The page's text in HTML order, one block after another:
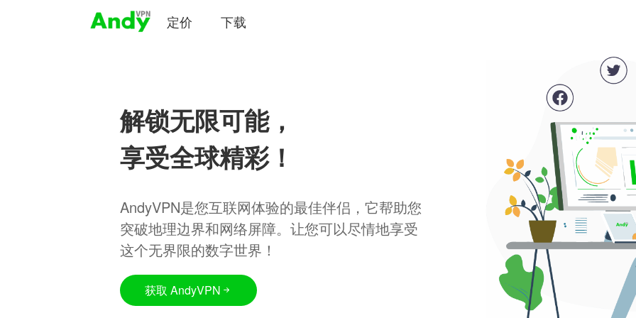
定价 下载
解锁无限可能，
享受全球精彩！
AndyVPN是您互联网体验的最佳伴侣，它帮助您
突破地理边界和网络屏障。让您可以尽情地享受
这个无界限的数字世界！
获取 AndyVPN